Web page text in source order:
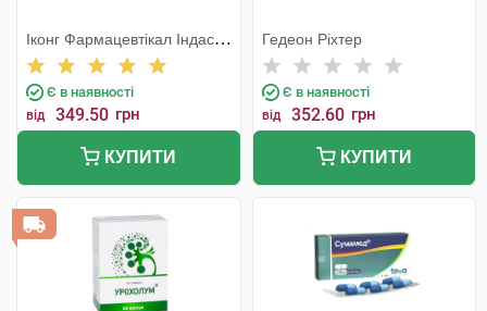
Іконг Фармацевтікал Індастрі
Ко
Є в наявності
від 349.50 грн
КУПИТИ
Гедеон Ріхтер
Є в наявності
від 352.60 грн
КУПИТИ